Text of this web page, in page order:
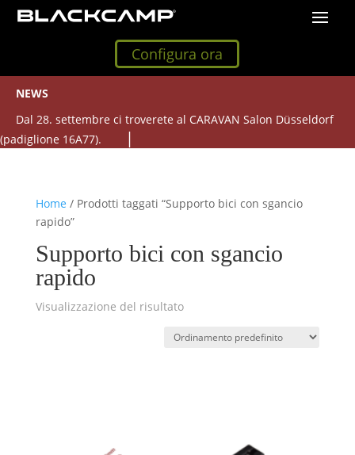
Configura ora
NEWS
Dal 28. settembre ci troverete al CARAVAN Salon Düsseldorf
(padiglione 16A77).
Home / Prodotti taggati “Supporto bici con sgancio
rapido”
Supporto bici con sgancio
rapido
Visualizzazione del risultato